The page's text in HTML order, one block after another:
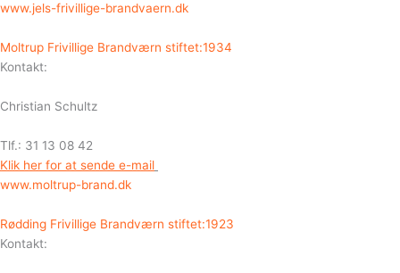
www.jels-frivillige-brandvaern.dk
Moltrup Frivillige Brandværn stiftet:1934
Kontakt:
Christian Schultz
Tlf.: 31 13 08 42
Klik her for at sende e-mail
www.moltrup-brand.dk
Rødding Frivillige Brandværn stiftet:1923
Kontakt: